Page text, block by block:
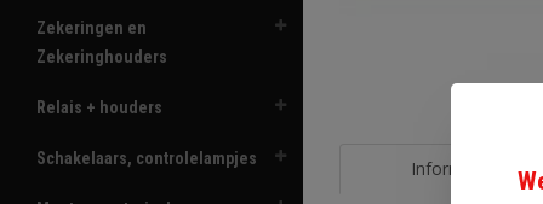
Zekeringen en
Zekeringhouders
Relais + houders
Schakelaars, controlelampjes Informatie